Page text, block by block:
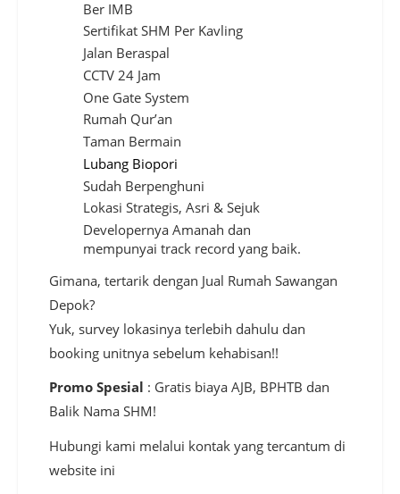
Ber IMB
Sertifikat SHM Per Kavling
Jalan Beraspal
CCTV 24 Jam
One Gate System
Rumah Qur’an
Taman Bermain
Lubang Biopori
Sudah Berpenghuni
Lokasi Strategis, Asri & Sejuk
Developernya Amanah dan
mempunyai track record yang baik.
Gimana, tertarik dengan Jual Rumah Sawangan
Depok?
Yuk, survey lokasinya terlebih dahulu dan
booking unitnya sebelum kehabisan!!
Promo Spesial : Gratis biaya AJB, BPHTB dan
Balik Nama SHM!
Hubungi kami melalui kontak yang tercantum di
website ini